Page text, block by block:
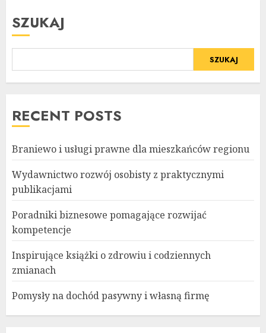
SZUKAJ
SZUKAJ
RECENT POSTS
Braniewo i usługi prawne dla mieszkańców regionu
Wydawnictwo rozwój osobisty z praktycznymi
publikacjami
Poradniki biznesowe pomagające rozwijać
kompetencje
Inspirujące książki o zdrowiu i codziennych
zmianach
Pomysły na dochód pasywny i własną firmę